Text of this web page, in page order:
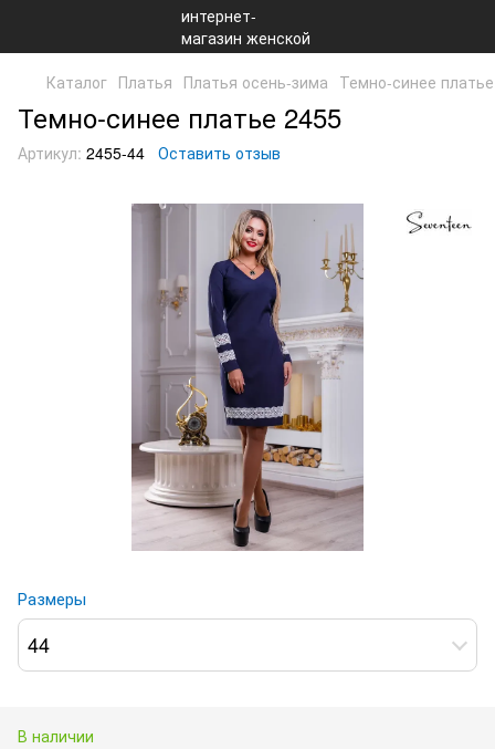
Каталог Платья Платья осень-зима Темно-синее
Темно-синее платье 2455
Артикул: 2455-44 Оставить отзыв
Размеры
44
В наличии